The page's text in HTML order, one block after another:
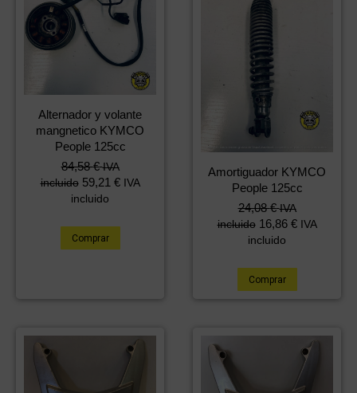
Alternador y volante
mangnetico KYMCO
People 125cc
84,58€ IVA
incluido 59,21 € IVA
incluido
Comprar
Amortiguador KYMCO
People 125cc
24,08€ IVA
incluido 16,86 € IVA
incluido
Comprar